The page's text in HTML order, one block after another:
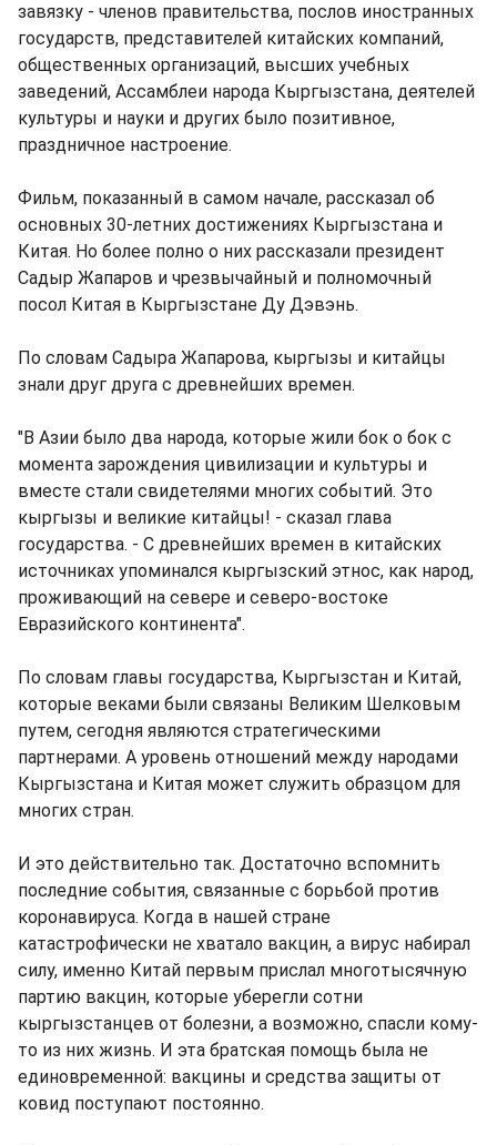
завязку - членов правительства, послов иностранных
государств, представителей китайских компаний,
общественных организаций, высших учебных
заведений, Ассамблеи народа Кыргызстана, деятелей
культуры и науки и других было позитивное,
праздничное настроение.
Фильм, показанный в самом начале, рассказал об
основных 30-летних достижениях Кыргызстана и
Китая. Но более полно о них рассказали президент
Садыр Жапаров и чрезвычайный и полномочный
посол Китая в Кыргызстане Ду Дэвэнь.
По словам Садыра Жапарова, кыргызы и китайцы
знали друг друга с древнейших времен.
"В Азии было два народа, которые жили бок о бок с
момента зарождения цивилизации и культуры и
вместе стали свидетелями многих событий. Это
кыргызы и великие китайцы! - сказал глава
государства. - С древнейших времен в китайских
источниках упоминался кыргызский этнос, как народ,
проживающий на севере и северо-востоке
Евразийского континента".
По словам главы государства, Кыргызстан и Китай,
которые веками были связаны Великим Шелковым
путем, сегодня являются стратегическими
партнерами. А уровень отношений между народами
Кыргызстана и Китая может служить образцом для
многих стран.
И это действительно так. Достаточно вспомнить
последние события, связанные с борьбой против
коронавируса. Когда в нашей стране
катастрофически не хватало вакцин, а вирус набирал
силу, именно Китай первым прислал многотысячную
партию вакцин, которые уберегли сотни
кыргызстанцев от болезни, а возможно, спасли кому-
то из них жизнь. И эта братская помощь была не
единовременной: вакцины и средства защиты от
ковид поступают постоянно.